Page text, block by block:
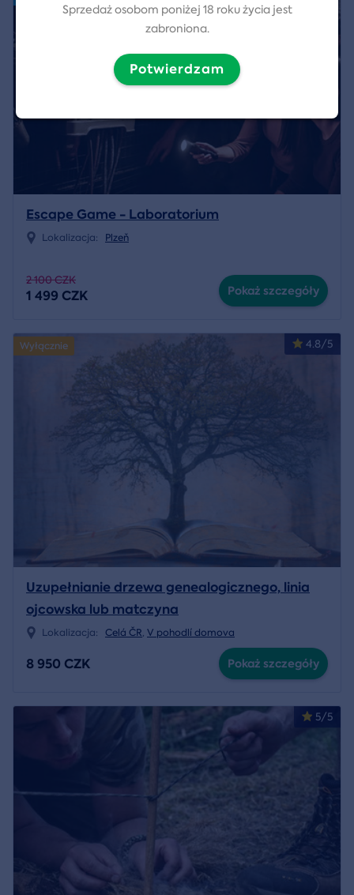
Escape Game - Laboratorium
Lokalizacja: Plzeň
2 100 CZK
1 499 CZK Pokaż szczegóły
4.8/5
Wyłącznie
Uzupełnianie drzewa genealogicznego, linia
ojcowska lub matczyna
Lokalizacja: Celá ČR, V pohodlí domova
8 950 CZK Pokaż szczegóły
5/5
Sprzedaż osobom poniżej 18 roku życia jest
zabroniona.
Potwierdzam